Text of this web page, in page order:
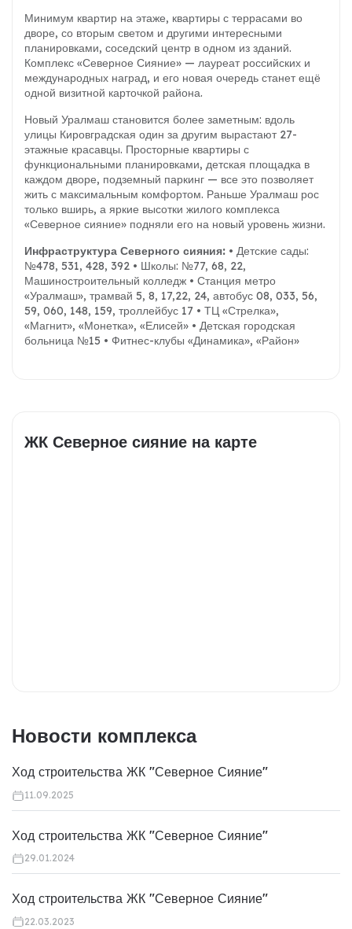
Минимум квартир на этаже, квартиры с террасами во
дворе, со вторым светом и другими интересными
планировками, соседский центр в одном из зданий.
Комплекс «Северное Сияние» — лауреат российских и
международных наград, и его новая очередь станет ещё
одной визитной карточкой района.
Новый Уралмаш становится более заметным: вдоль
улицы Кировградская один за другим вырастают 27-
этажные красавцы. Просторные квартиры с
функциональными планировками, детская площадка в
каждом дворе, подземный паркинг — все это позволяет
жить с максимальным комфортом. Раньше Уралмаш рос
только вширь, а яркие высотки жилого комплекса
«Северное сияние» подняли его на новый уровень жизни.
Инфраструктура Северного сияния: • Детские сады:
№478, 531, 428, 392 • Школы: №77, 68, 22,
Машиностроительный колледж • Станция метро
«Уралмаш», трамвай 5, 8, 17,22, 24, автобус 08, 033, 56,
59, 060, 148, 159, троллейбус 17 • ТЦ «Стрелка»,
«Магнит», «Монетка», «Елисей» • Детская городская
больница №15 • Фитнес-клубы «Динамика», «Район»
ЖК Северное сияние на карте
Новости комплекса
Ход строительства ЖК "Северное Сияние"
11.09.2025
Ход строительства ЖК "Северное Сияние"
29.01.2024
Ход строительства ЖК "Северное Сияние"
22.03.2023